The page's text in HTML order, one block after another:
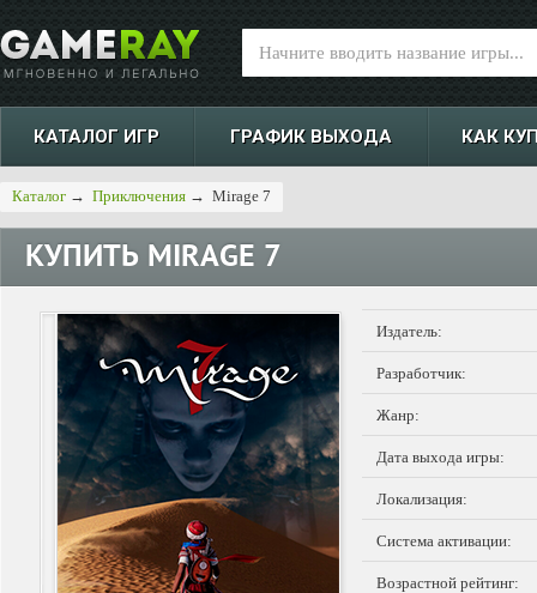
КАТАЛОГ ИГР ГРАФИК ВЫХОДА КАК
Каталог → Приключения → Mirage 7
КУПИТЬ MIRAGE 7
Издатель:
Разработчик:
Жанр:
Дата выхода игры:
Локализация:
Система активации:
Возрастной рейтинг: